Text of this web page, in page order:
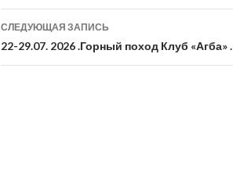
записям
СЛЕДУЮЩАЯ ЗАПИСЬ
22-29.07. 2026 .Горный поход Клуб «Агба» .